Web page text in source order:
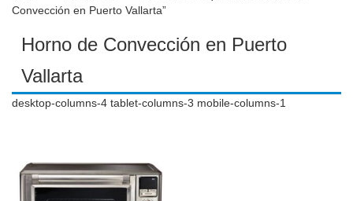
Convección en Puerto Vallarta”
Horno de Convección en Puerto
Vallarta
desktop-columns-4 tablet-columns-3 mobile-columns-1